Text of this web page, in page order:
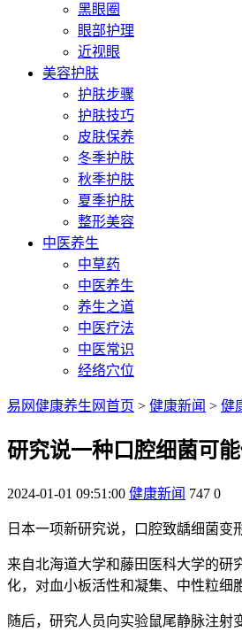
黑眼圈
眼部护理
近视眼
美容护肤
护肤步骤
护肤技巧
皮肤保养
冬季护肤
秋季护肤
夏季护肤
整形美容
中医养生
中草药
中医养生
养生之道
中医疗法
中医常识
经络穴位
易网健康养生网首页 > 健康新闻 > 健
研究说一种口腔细菌可
2024-01-01 09:51:00 健康新闻 747 0
日本一项新研究说，口腔致龋细菌
来自北海道大学和藤田医科大学的研
化，对血小板活性和凝集、中性粒细
随后，研究人员向实验鼠尾静脉注射